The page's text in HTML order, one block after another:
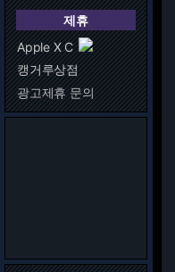
제휴
Apple X C
캥거루상점
광고제휴 문의